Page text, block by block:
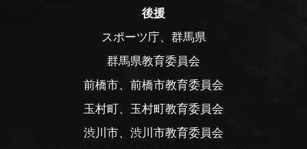
後援
スポーツ庁、群馬県
群馬県教育委員会
前橋市、前橋市教育委員会
玉村町、玉村町教育委員会
渋川市、渋川市教育委員会